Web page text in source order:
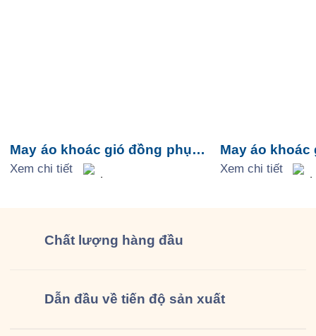
May áo khoác gió đồng phục
Tap Food
Xem chi tiết
May áo
Aeon Mall Tân
Xem chi tiết
Chất lượng hàng đầu
Dẫn đầu về tiến độ sản xuất